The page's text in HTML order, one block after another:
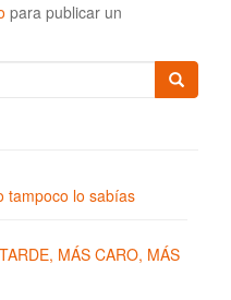
para publicar un
tampoco lo sabías
MÁS CARO, MÁS